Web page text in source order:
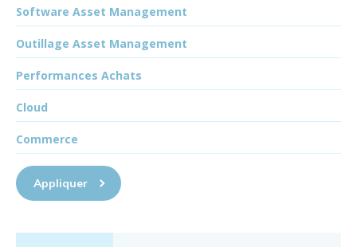
Software Asset Management
Outillage Asset Management
Performances Achats
Cloud
Commerce
Appliquer